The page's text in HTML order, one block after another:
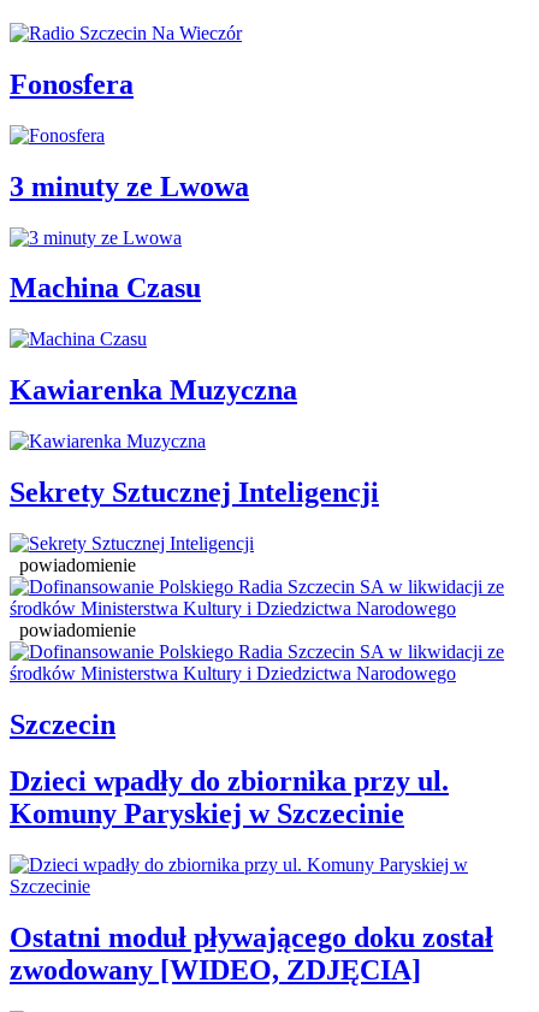
Fonosfera
3 minuty ze Lwowa
Machina Czasu
Kawiarenka Muzyczna
Sekrety Sztucznej Inteligencji
powiadomienie
powiadomienie
Szczecin
Dzieci wpadły do zbiornika przy ul.
Komuny Paryskiej w Szczecinie
Ostatni moduł pływającego doku został
zwodowany [WIDEO, ZDJĘCIA]